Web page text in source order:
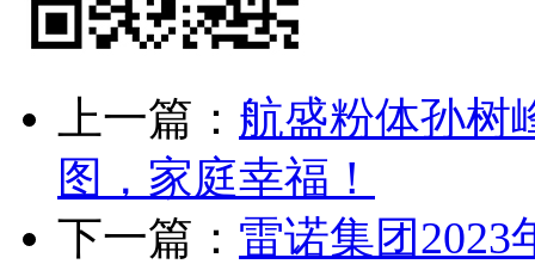
上一篇： 航盛粉体孙树
图，家庭幸福！
下一篇： 雷诺集团2023